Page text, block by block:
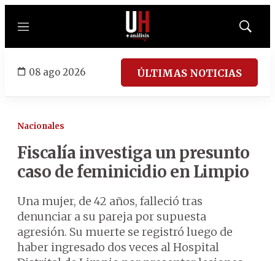
Menú
Mostrar
08 ago 2026 ÚLTIMAS NOTICIAS
Nacionales
Fiscalía investiga un presunto
caso de feminicidio en Limpio
Una mujer, de 42 años, falleció tras
denunciar a su pareja por supuesta
agresión. Su muerte se registró luego de
haber ingresado dos veces al Hospital